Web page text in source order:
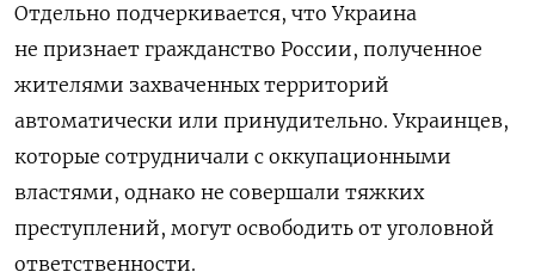
Отдельно подчеркивается, что Украина
не признает гражданство России, полученное
жителями захваченных территорий
автоматически или принудительно. Украинцев,
которые сотрудничали с оккупационными
властями, однако не совершали тяжких
преступлений, могут освободить от уголовной
ответственности.